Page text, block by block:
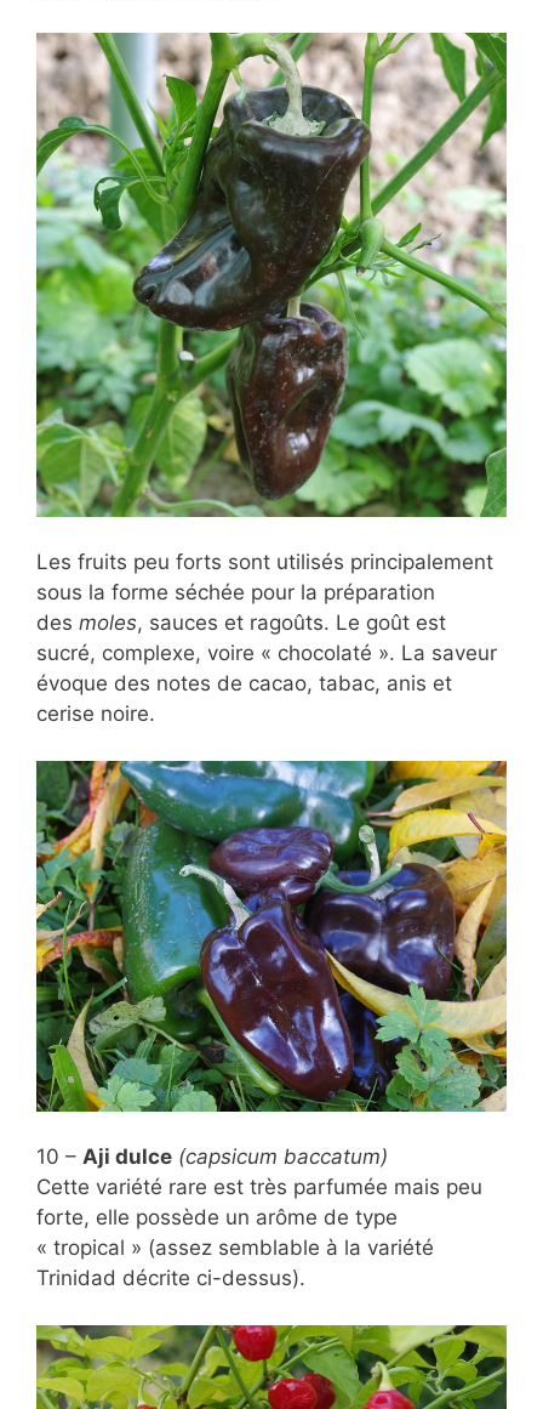
Les fruits peu forts sont utilisés principalement
sous la forme séchée pour la préparation
des moles, sauces et ragoûts. Le goût est
sucré, complexe, voire « chocolaté ». La saveur
évoque des notes de cacao, tabac, anis et
cerise noire.
10 – Aji dulce (capsicum baccatum)
Cette variété rare est très parfumée mais peu
forte, elle possède un arôme de type
« tropical » (assez semblable à la variété
Trinidad décrite ci-dessus).